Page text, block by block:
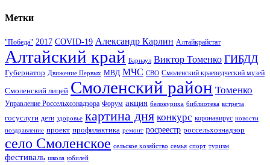
Метки
"Победа" 2017 COVID-19 Александр Карлин Алтайкрайстат
Алтайский край Барнаул Виктор Томенко ГИБДД
Губернатор Движение Первых МВД МЧС СВО Смоленский краеведческий музей
Смоленский лицей Смоленский район Томенко
Управление Россельхознадзора Форум акция белокуриха библиотека встреча
госуслуги дети здоровье картина дня конкурс коронавирус новости
поздравление проект профилактика ремонт росреестр россельхознадзор
село Смоленское сельское хозяйство семья спорт туризм
фестиваль школа юбилей